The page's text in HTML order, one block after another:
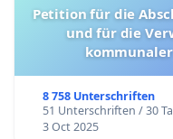
Petition für die Abschaffung der Tötungsstationen
und für die
8 758 Unterschriften
51 Unterschriften / 30
3 Oct 2025